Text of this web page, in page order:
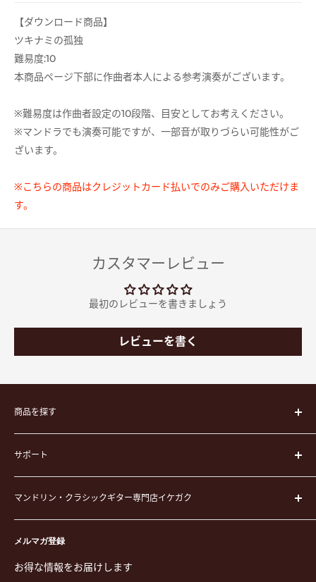
【ダウンロード商品】
ツキナミの孤独
難易度:10
本商品ページ下部に作曲者本人による参考演奏がございます。
※難易度は作曲者設定の10段階、目安としてお考えください。
※マンドラでも演奏可能ですが、一部音が取りづらい可能性がご
ざいます。
※こちらの商品はクレジットカード払いでのみご購入いただけま
す。
カスタマーレビュー
最初のレビューを書きましょう
レビューを書く
商品を探す
楽器
楽器ケース
弦
ピック
演奏用品
ステーショナリー&アクセサリー
楽譜
サポート
運営会社
イケガクについて
お買い物ガイド
特定商取引法に基づく表示
プライバシーポリシー
メルマガ登録
お得な情報をお届けします
マンドリン・クラシックギター専門店イケガク
〒171-0021 東京都豊島区西池袋3-23-5 芦沢ビル2F
TEL. 03-5952-1391 / FAX. 03-5952-1392
営業時間 月-水,金,土 11:00-19:00 / 日,祝 11:00-18:00 (木曜定